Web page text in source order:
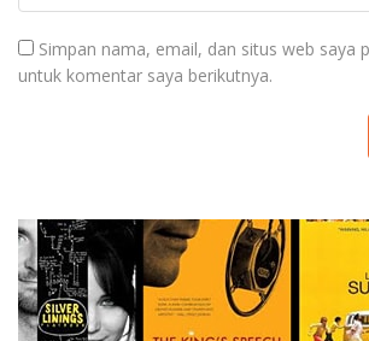
Simpan nama, email, dan situs web saya
untuk komentar saya berikutnya.